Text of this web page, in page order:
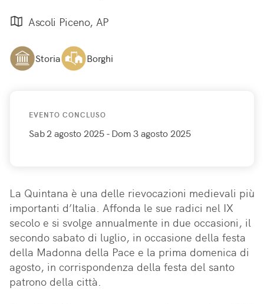
Ascoli Piceno, AP
Storia Borghi
EVENTO CONCLUSO
Sab 2 agosto 2025- Dom 3 agosto 2025
La Quintana è una delle rievocazioni medievali più
importanti d’Italia. Affonda le sue radici nel IX
secolo e si svolge annualmente in due occasioni, il
secondo sabato di luglio, in occasione della festa
della Madonna della Pace e la prima domenica di
agosto, in corrispondenza della festa del santo
patrono della città.